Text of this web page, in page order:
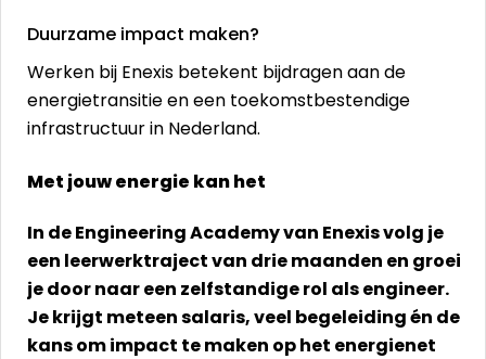
Duurzame impact maken?
Werken bij Enexis betekent bijdragen aan de
energietransitie en een toekomstbestendige
infrastructuur in Nederland.
Met jouw energie kan het
In de Engineering Academy van Enexis volg je
een leerwerktraject van drie maanden en groei
je door naar een zelfstandige rol als engineer.
Je krijgt meteen salaris, veel begeleiding én de
kans om impact te maken op het energienet